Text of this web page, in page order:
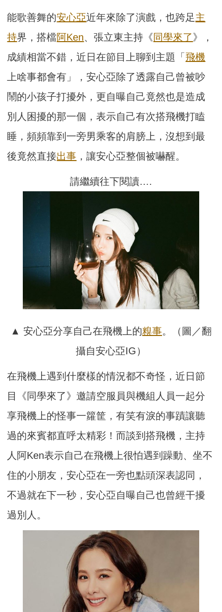
能歌善舞的安心亞近年來除了演戲，也跨足主
持界，搭檔阿Ken、張立東主持《同學來了》，
成績相當不錯，近日在節目上聊到主題「 飛機
上啥事都會有」，安心亞除了透露自己曾被吵
鬧的小孩子打擾外，更自曝自己竟然也是造成
別人困擾的那一個，表示自己有次搭飛機打瞌
睡，頻頻靠到一旁男乘客的肩膀上，沒想到最
後竟然直接出事 ，讓安心亞整個被嚇醒。
請繼續往下閱讀….
▲ 安心亞分享自己在飛機上的糗事。（圖／翻
攝自安心亞IG）
在飛機上遇到什麼樣的情況都不奇怪，近日節
目《同學來了》邀請空服員與機組人員一起分
享飛機上的怪事一籮筐，有笑有淚的事蹟讓聽
過的來賓都直呼太精彩！而談到搭飛機，主持
人阿Ken表示自己在飛機上很怕遇到躁動、坐不
住的小朋友，安心亞在一旁也點頭深表認同，
不過就在下一秒，安心亞自曝自己也曾經干擾
過別人。